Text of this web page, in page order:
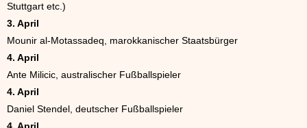
Stuttgart etc.)
3. April
Mounir al-Motassadeq, marokkanischer Staatsbürger
4. April
Ante Milicic, australischer Fußballspieler
4. April
Daniel Stendel, deutscher Fußballspieler